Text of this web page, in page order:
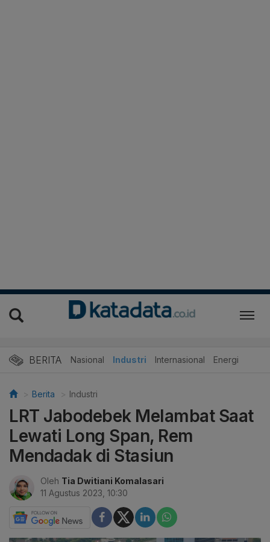
BERITA Nasional Industri Internasional Energi
Berita Industri
LRT Jabodebek Melambat Saat
Lewati Long Span, Rem
Mendadak di Stasiun
Oleh Tia Dwitiani Komalasari
11 Agustus 2023, 10:30